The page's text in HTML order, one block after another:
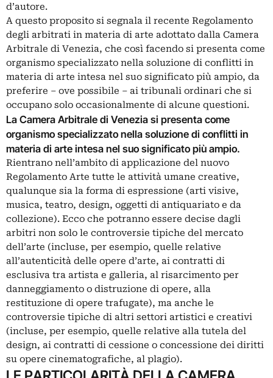
d’autore.
A questo proposito si segnala il recente Regolamento
degli arbitrati in materia di arte adottato dalla Camera
Arbitrale di Venezia, che così facendo si presenta come
organismo specializzato nella soluzione di conflitti in
materia di arte intesa nel suo significato più ampio, da
preferire – ove possibile – ai tribunali ordinari che si
occupano solo occasionalmente di alcune questioni.
La Camera Arbitrale di Venezia si presenta come
organismo specializzato nella soluzione di conflitti in
materia di arte intesa nel suo significato più ampio.
Rientrano nell’ambito di applicazione del nuovo
Regolamento Arte tutte le attività umane creative,
qualunque sia la forma di espressione (arti visive,
musica, teatro, design, oggetti di antiquariato e da
collezione). Ecco che potranno essere decise dagli
arbitri non solo le controversie tipiche del mercato
dell’arte (incluse, per esempio, quelle relative
all’autenticità delle opere d’arte, ai contratti di
esclusiva tra artista e galleria, al risarcimento per
danneggiamento o distruzione di opere, alla
restituzione di opere trafugate), ma anche le
controversie tipiche di altri settori artistici e creativi
(incluse, per esempio, quelle relative alla tutela del
design, ai contratti di cessione o concessione dei diritti
su opere cinematografiche, al plagio).